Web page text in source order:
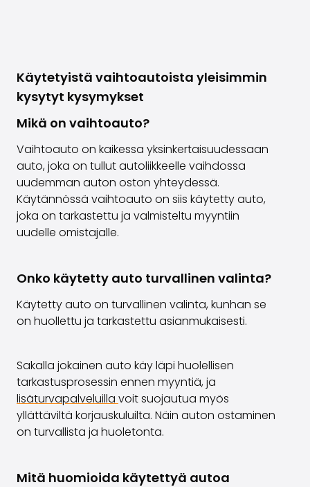
Käytetyistä vaihtoautoista yleisimmin
kysytyt kysymykset
Mikä on vaihtoauto?
Vaihtoauto on kaikessa yksinkertaisuudessaan
auto, joka on tullut autoliikkeelle vaihdossa
uudemman auton oston yhteydessä.
Käytännössä vaihtoauto on siis käytetty auto,
joka on tarkastettu ja valmisteltu myyntiin
uudelle omistajalle.
Onko käytetty auto turvallinen valinta?
Käytetty auto on turvallinen valinta, kunhan se
on huollettu ja tarkastettu asianmukaisesti.
Sakalla jokainen auto käy läpi huolellisen
tarkastusprosessin ennen myyntiä, ja
lisäturvapalveluilla voit suojautua myös
yllättäviltä korjauskuluilta. Näin auton ostaminen
on turvallista ja huoletonta.
Mitä huomioida käytettyä autoa